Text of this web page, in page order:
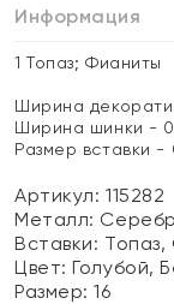
Информация
1 Топаз; Фианиты
Ширина
Ширина шинки -
Размер вставки -
Артикул: 115282
Металл:
Вставки: Топаз,
Цвет:Голубой,
Размер:16